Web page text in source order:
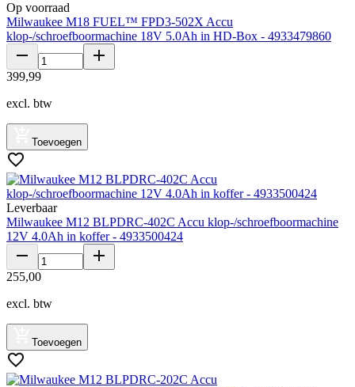
Op voorraad
Milwaukee M18 FUEL™ FPD3-502X Accu
klop-/schroefboormachine 18V 5.0Ah in HD-Box - 4933479860
399,99
excl. btw
Toevoegen
Leverbaar
Milwaukee M12 BLPDRC-402C Accu klop-/schroefboormachine
12V 4.0Ah in koffer - 4933500424
255,00
excl. btw
Toevoegen